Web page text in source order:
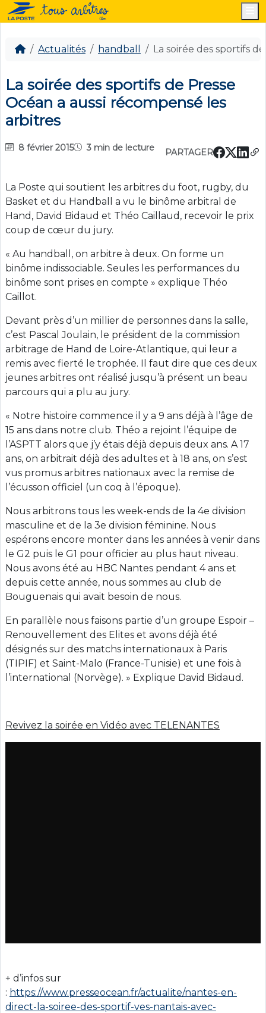
Actualités handball La soirée des sportifs
La soirée des sportifs de Presse
Océan a aussi récompensé les
arbitres
8 février 2015 3 min de lecture PARTAGER
La Poste qui soutient les arbitres du foot, rugby, du
Basket et du Handball a vu le binôme arbitral de
Hand, David Bidaud et Théo Caillaud, recevoir le prix
coup de cœur du jury.
« Au handball, on arbitre à deux. On forme un
binôme indissociable. Seules les performances du
binôme sont prises en compte » explique Théo
Caillot.
Devant près d’un millier de personnes dans la salle,
c’est Pascal Joulain, le président de la commission
arbitrage de Hand de Loire-Atlantique, qui leur a
remis avec fierté le trophée. Il faut dire que ces deux
jeunes arbitres ont réalisé jusqu’à présent un beau
parcours qui a plu au jury.
« Notre histoire commence il y a 9 ans déjà à l’âge de
15 ans dans notre club. Théo a rejoint l’équipe de
l’ASPTT alors que j’y étais déjà depuis deux ans. A 17
ans, on arbitrait déjà des adultes et à 18 ans, on s’est
vus promus arbitres nationaux avec la remise de
l’écusson officiel (un coq à l’époque).
Nous arbitrons tous les week-ends de la 4e division
masculine et de la 3e division féminine. Nous
espérons encore monter dans les années à venir dans
le G2 puis le G1 pour officier au plus haut niveau.
Nous avons été au HBC Nantes pendant 4 ans et
depuis cette année, nous sommes au club de
Bouguenais qui avait besoin de nous.
En parallèle nous faisons partie d’un groupe Espoir –
Renouvellement des Elites et avons déjà été
désignés sur des matchs internationaux à Paris
(TIPIF) et Saint-Malo (France-Tunisie) et une fois à
l’international (Norvège). » Explique David Bidaud.
Revivez la soirée en Vidéo avec TELENANTES
+ d’infos sur
: https://www.presseocean.fr/actualite/nantes-en-
direct-la-soiree-des-sportif-ves-nantais-avec-